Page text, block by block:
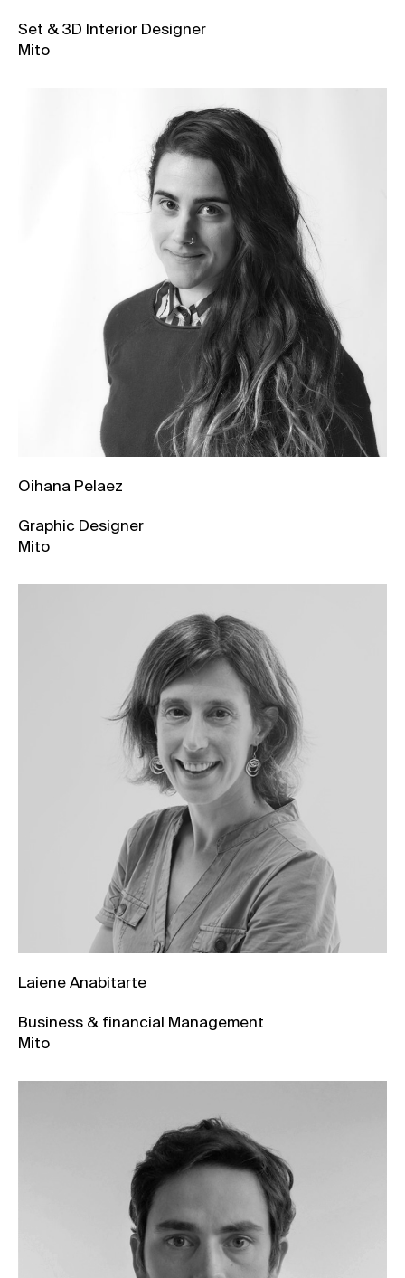
Set & 3D Interior Designer
Mito
Oihana Pelaez
Graphic Designer
Mito
Laiene Anabitarte
Business & financial Management
Mito